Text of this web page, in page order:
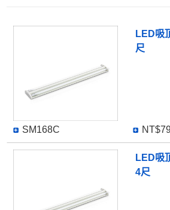
LED吸
尺
SM168C
LED吸
4尺